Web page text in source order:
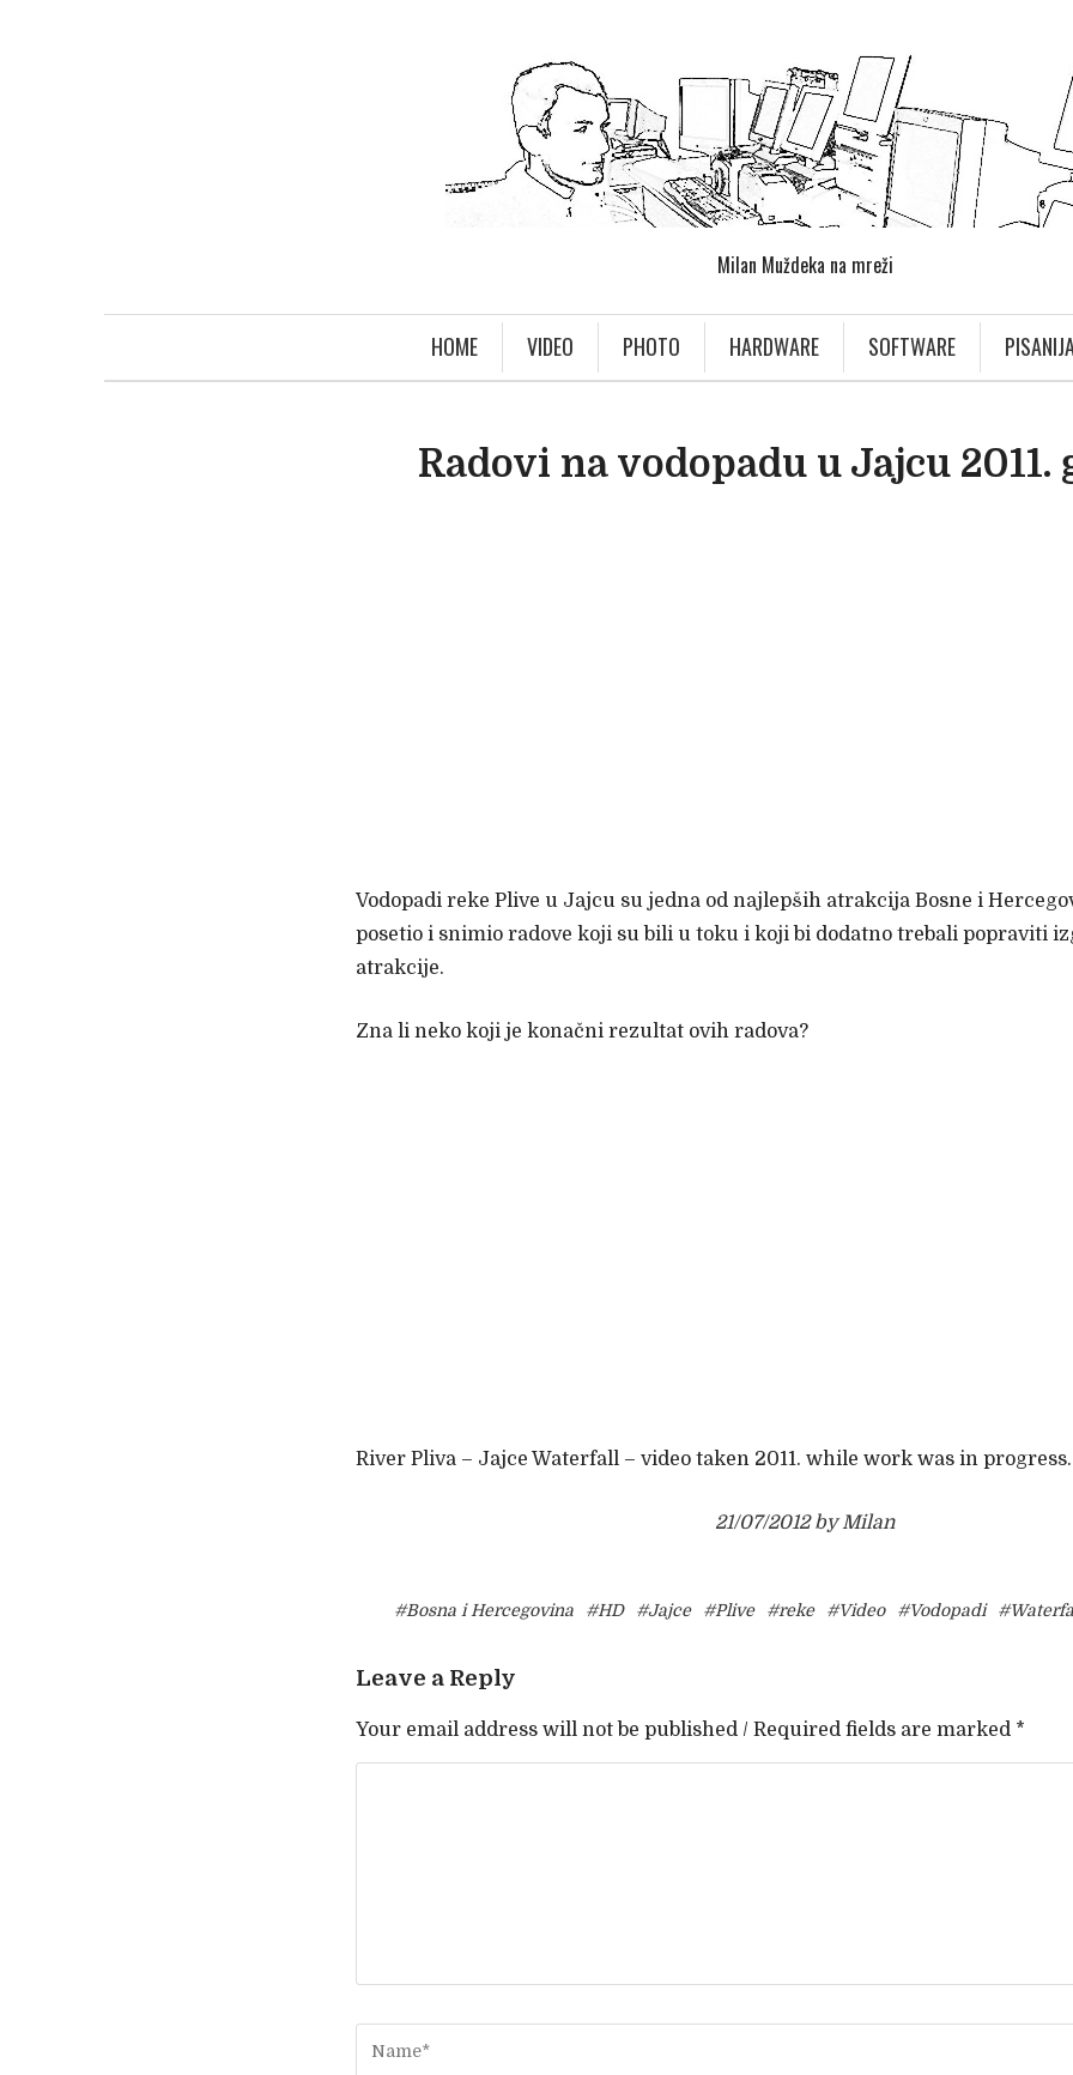
Milan Muždeka na mreži
HOME VIDEO PHOTO HARDWARE SOFTWARE
Radovi na vodopadu u Jajcu 2011.
Vodopadi reke Plive u Jajcu su jedna od najlepših atrakcija Bosne i
posetio i snimio radove koji su bili u toku i koji bi dodatno trebali popraviti
atrakcije.
Zna li neko koji je konačni rezultat ovih radova?
River Pliva – Jajce Waterfall – video taken 2011. while work was in progress.
21/07/2012 by Milan
#Bosna i Hercegovina #HD #Jajce #Plive #reke #Video #Vodopadi
Leave a Reply
Your email address will not be published / Required fields are marked *